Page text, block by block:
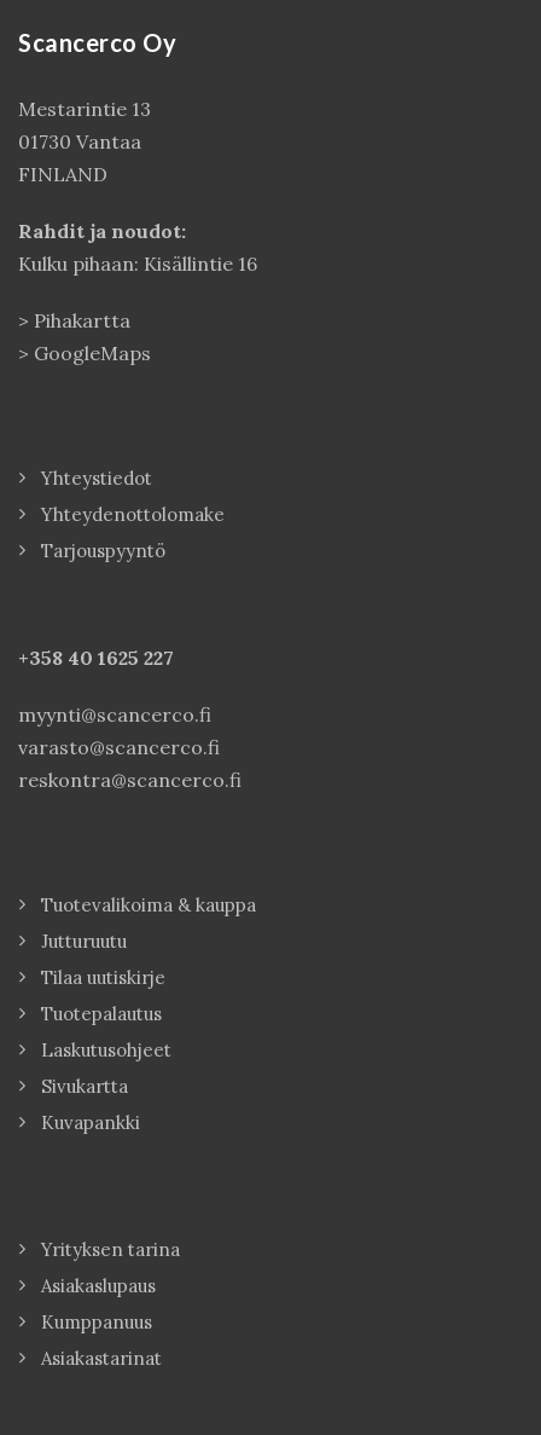
Scancerco Oy
Mestarintie 13
01730 Vantaa
FINLAND
Rahdit ja noudot:
Kulku pihaan: Kisällintie 16
> Pihakartta
> GoogleMaps
Yhteystiedot
Yhteydenottolomake
Tarjouspyyntö
+358 40 1625 227
myynti@scancerco.fi
varasto@scancerco.fi
reskontra@scancerco.fi
Tuotevalikoima & kauppa
Jutturuutu
Tilaa uutiskirje
Tuotepalautus
Laskutusohjeet
Sivukartta
Kuvapankki
Yrityksen tarina
Asiakaslupaus
Kumppanuus
Asiakastarinat